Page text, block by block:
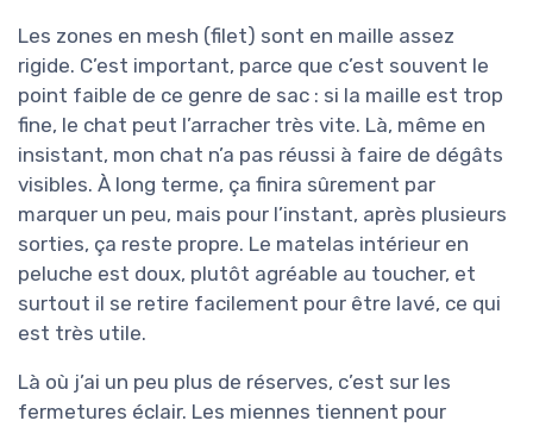
Les zones en mesh (filet) sont en maille assez
rigide. C’est important, parce que c’est souvent le
point faible de ce genre de sac : si la maille est trop
fine, le chat peut l’arracher très vite. Là, même en
insistant, mon chat n’a pas réussi à faire de dégâts
visibles. À long terme, ça finira sûrement par
marquer un peu, mais pour l’instant, après plusieurs
sorties, ça reste propre. Le matelas intérieur en
peluche est doux, plutôt agréable au toucher, et
surtout il se retire facilement pour être lavé, ce qui
est très utile.
Là où j’ai un peu plus de réserves, c’est sur les
fermetures éclair. Les miennes tiennent pour